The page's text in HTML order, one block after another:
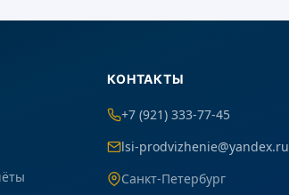
КОНТАКТЫ
+7 (921) 333-77-45
lsi-prodvizhenie@yandex.ru
Санкт-Петербург